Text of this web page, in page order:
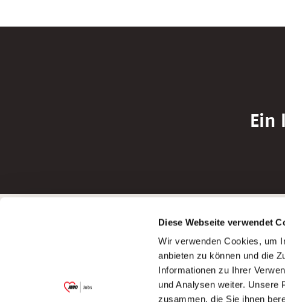
Diese Webseite verwendet
Wir verwenden Cookies, um
anbieten zu können und die
Informationen zu Ihrer
und Analysen weiter. Unsere
zusammen, die Sie ihnen
Ein
Garitz Bewirtschaftungsbetriebe GmbH
(Ein Tochterunternehmen des AWO
Bezirksverbandes Unterfranken e.V.)
Bewerbung als
Bewerbung als
Bewerbung
Bewerbung als